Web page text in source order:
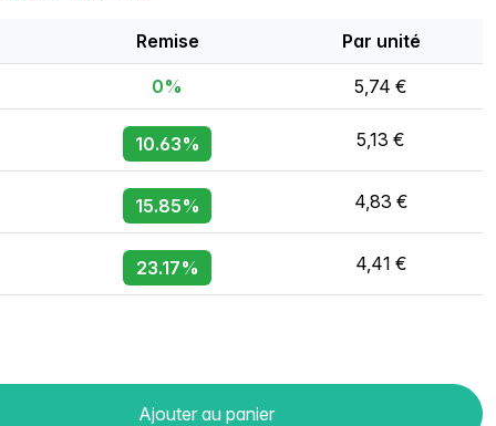
Remise Par unité
0% 5,74 €
10.63% 5,13 €
15.85% 4,83 €
23.17% 4,41 €
Ajouter au panier